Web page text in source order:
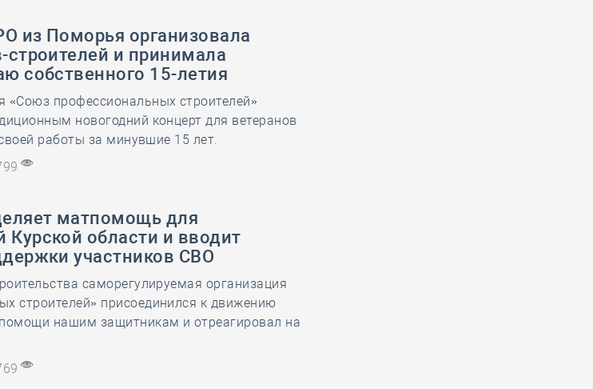
из Поморья организовала
строителей и принимала
собственного 15-летия
«Союз профессиональных строителей»
новогодний концерт для ветеранов
работы за минувшие 15 лет.
матпомощь для
области и вводит
участников СВО
саморегулируемая организация
строителей» присоединился к движению
нашим защитникам и отреагировал на